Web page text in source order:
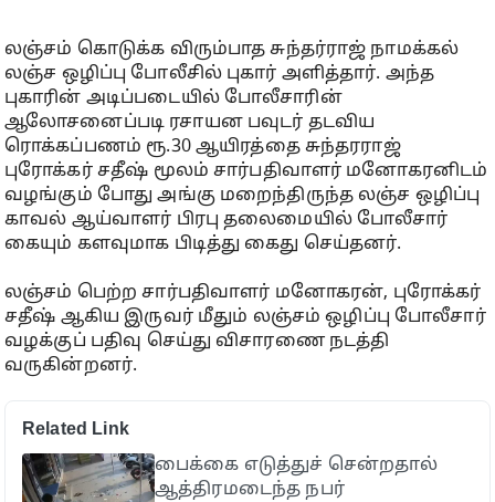
லஞ்சம் கொடுக்க விரும்பாத சுந்தர்ராஜ் நாமக்கல்
லஞ்ச ஒழிப்பு போலீசில் புகார் அளித்தார். அந்த
புகாரின் அடிப்படையில் போலீசாரின்
ஆலோசனைப்படி ரசாயன பவுடர் தடவிய
ரொக்கப்பணம் ரூ.30 ஆயிரத்தை சுந்தரராஜ்
புரோக்கர் சதீஷ் மூலம் சார்பதிவாளர் மனோகரனிடம்
வழங்கும் போது அங்கு மறைந்திருந்த லஞ்ச ஒழிப்பு
காவல் ஆய்வாளர் பிரபு தலைமையில் போலீசார்
கையும் களவுமாக பிடித்து கைது செய்தனர்.
லஞ்சம் பெற்ற சார்பதிவாளர் மனோகரன், புரோக்கர்
சதீஷ் ஆகிய இருவர் மீதும் லஞ்சம் ஒழிப்பு போலீசார்
வழக்குப் பதிவு செய்து விசாரணை நடத்தி
வருகின்றனர்.
Related Link
பைக்கை எடுத்துச் சென்றதால்
ஆத்திரமடைந்த நபர்